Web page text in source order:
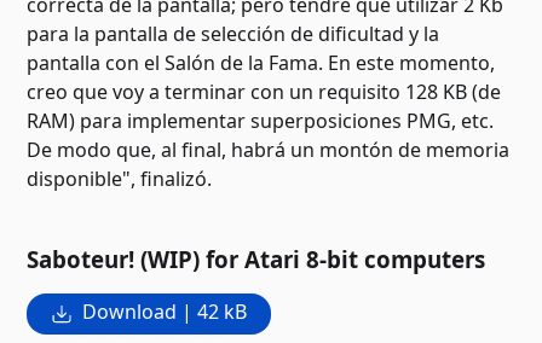
para la pantalla de selección de dificultad y la
pantalla con el Salón de la Fama. En este momento,
creo que voy a terminar con un requisito 128 KB (de
RAM) para implementar superposiciones PMG, etc.
De modo que, al final, habrá un montón de memoria
disponible", finalizó.
Saboteur! (WIP) for Atari 8-bit computers
Download | 42 kB